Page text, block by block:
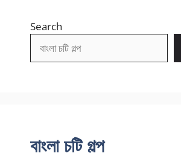
Search
বাংলা চটি গল্প